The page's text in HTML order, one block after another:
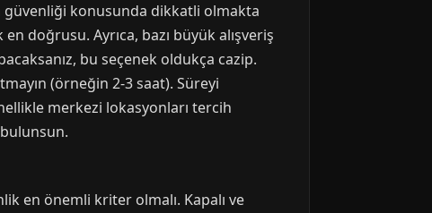
güvenliği konusunda dikkatli olmakta
doğrusu. Ayrıca, bazı büyük alışveriş
bu seçenek oldukça cazip.
(örneğin 2-3 saat). Süreyi
merkezi lokasyonları tercih
en önemli kriter olmalı. Kapalı ve